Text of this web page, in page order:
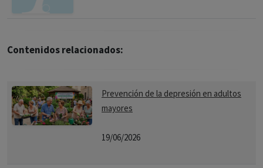
Contenidos relacionados:
Prevención de la depresión en adultos
mayores
19/06/2026